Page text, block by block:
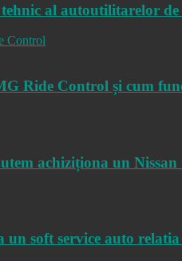
al autoutilitarelor
Ride Control și cum
achiziționa un
un soft service auto